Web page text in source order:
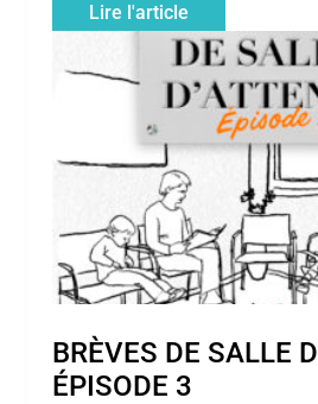
Lire l'article
BRÈVES DE SALLE
ÉPISODE 3